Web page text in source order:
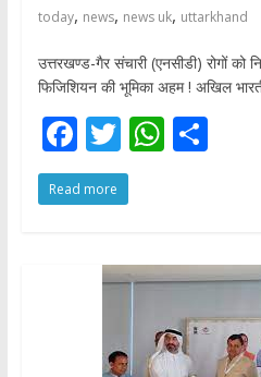
today, news, news uk, uttarkhand
उत्तरखण्ड-गैर संचारी (एनसीडी) रोगों को
फिजिशियन की भूमिका अहम ! अखिल
F
ac
e
T
w
itt
W
A
p
p
S
Read more